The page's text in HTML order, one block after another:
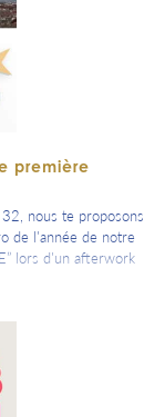
première
nous te proposons
de l'année de notre
lors d'un afterwork
Président du
de Nogent sur Seine.